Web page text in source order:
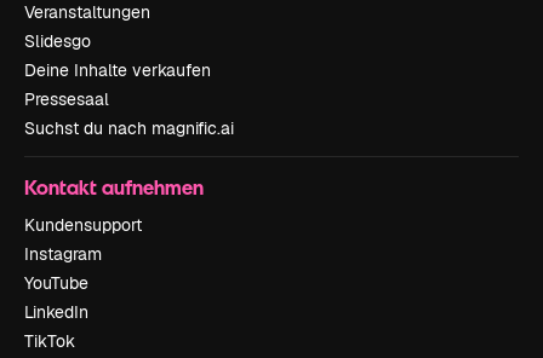
Veranstaltungen
Slidesgo
Deine Inhalte verkaufen
Pressesaal
Suchst du nach magnific.ai
Kontakt aufnehmen
Kundensupport
Instagram
YouTube
LinkedIn
TikTok